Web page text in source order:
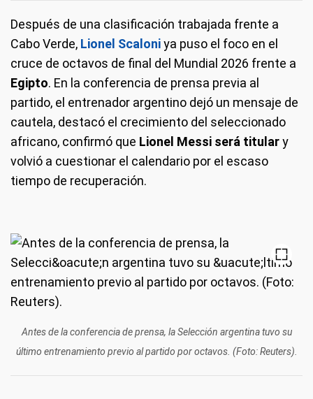
Después de una clasificación trabajada frente a
Cabo Verde, Lionel Scaloniya puso el foco en el
cruce de octavos de final del Mundial 2026 frente a
Egipto. En la conferencia de prensa previa al
partido, el entrenador argentino dejó un mensaje de
cautela, destacó el crecimiento del seleccionado
africano, confirmó que Lionel Messi será titulary
volvió a cuestionar el calendario por el escaso
tiempo de recuperación.
Antes de la conferencia de prensa, la Selección argentina tuvo su
último entrenamiento previo al partido por octavos. (Foto: Reuters).